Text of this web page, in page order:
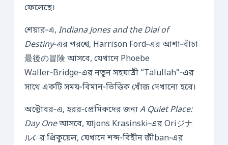
ফেলেছে।
শেয়ার‑এ, Indiana Jones and the Dial of
Destiny‑এর পরশ্বে, Harrison Ford‑এর আশা‑বাঁচা
最後の冒険 আসবে, যেখানে Phoebe
Waller‑Bridge‑এর নতুন সহযাত্রী “Talullah”‑এর
সাথে একটি সময়‑বিমান‑ভিত্তিক খোঁজ দেখানো হবে।
অক্টোবর‑এ, হরর‑প্রেমিকদের জন্যA Quiet Place:
Day Oneআসবে, যাjons Krasinski‑এর Oriジナ
ルের প্রিকুয়েল, যেখানে শব্দ‑বিহীন জীban‑এর